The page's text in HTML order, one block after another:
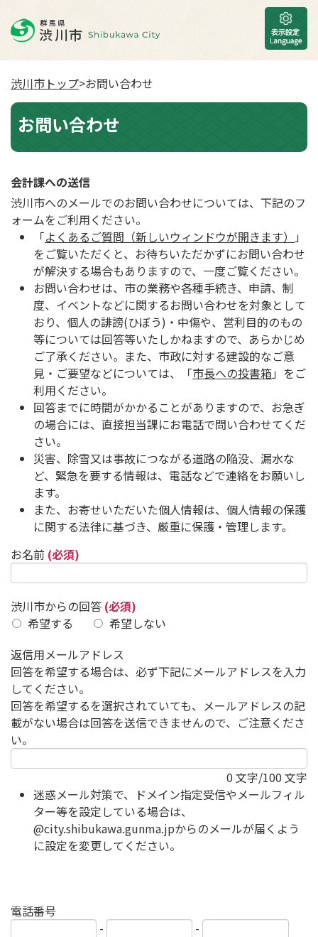
渋川市トップ>お問い合わせ
お問い合わせ
会計課への送信
渋川市へのメールでのお問い合わせについては、下記のフ
ォームをご利用ください。
「よくあるご質問（新しいウィンドウが開きます）
」
をご覧いただくと、お待ちいただかずにお問い合わせ
が解決する場合もありますので、一度ご覧ください。
お問い合わせは、市の業務や各種手続き、申請、制
度、イベントなどに関するお問い合わせを対象として
おり、個人の誹謗(ひぼう)・中傷や、営利目的のもの
等については回答等いたしかねますので、あらかじめ
ご了承ください。また、市政に対する建設的なご意
見・ご要望などについては、「市長への投書箱」をご
利用ください。
回答までに時間がかかることがありますので、お急ぎ
の場合には、直接担当課にお電話で問い合わせてくだ
さい。
災害、除雪又は事故につながる道路の陥没、漏水な
ど、緊急を要する情報は、電話などで連絡をお願いし
ます。
また、お寄せいただいた個人情報は、個人情報の保護
に関する法律に基づき、厳重に保護・管理します。
お名前 (必須)
渋川市からの回答 (必須)
希望する
希望しない
返信用メールアドレス
回答を希望する場合は、必ず下記にメールアドレスを入力
してください。
回答を希望するを選択されていても、メールアドレスの記
載がない場合は回答を送信できませんので、ご注意くださ
い。
0 文字/100 文字
迷惑メール対策で、ドメイン指定受信やメールフィル
ター等を設定している場合は、
@city.shibukawa.gunma.jpからのメールが届くよう
に設定を変更してください。
電話番号
-
-